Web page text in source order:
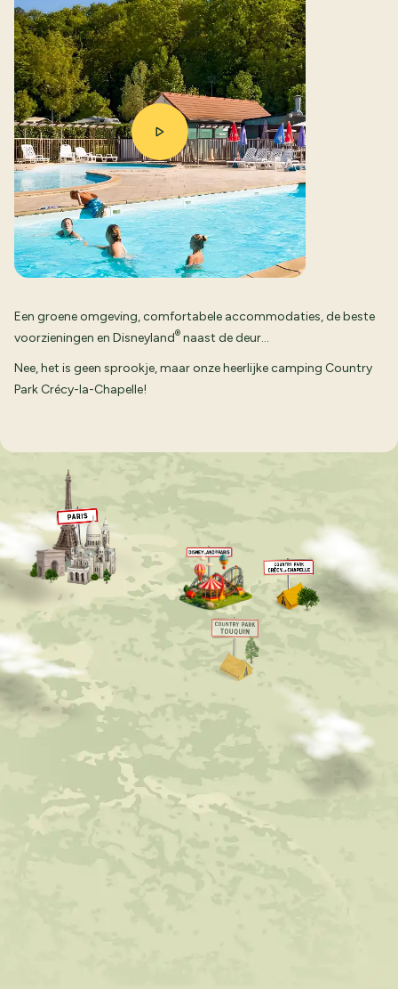
Een groene omgeving, comfortabele accommodaties, de beste
voorzieningen en Disneyland® naast de deur…
Nee, het is geen sprookje, maar onze heerlijke camping Country
Park Crécy-la-Chapelle!